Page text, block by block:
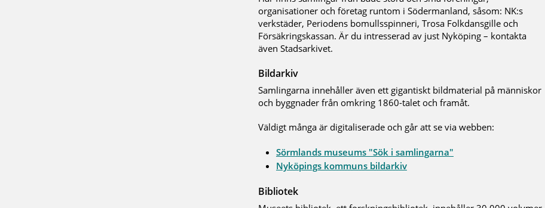
organisationer och företag runtom i Södermanland, såsom: NK:s
verkstäder, Periodens bomullsspinneri, Trosa Folkdansgille och
Försäkringskassan. Är du intresserad av just Nyköping – kontakta
även Stadsarkivet.
Bildarkiv
Samlingarna innehåller även ett gigantiskt bildmaterial på människor
och byggnader från omkring 1860-talet och framåt.
Väldigt många är digitaliserade och går att se via webben:
Sörmlands museums "Sök i samlingarna"
Nyköpings kommuns bildarkiv
Bibliotek